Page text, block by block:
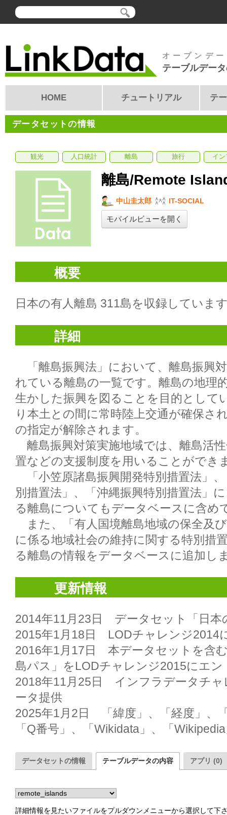
オープンデ
テーブルデー
HOME チュートリアル テ
データセットの情報
観光 人口統計 離島 旅行 イン
離島/Remote
中山圭太郎 IT-SOCIAL
モバイルビューを開く
概要
日本の有人離島 311島を収録していま
詳細
「離島振興法」において、離島振興
れている離島の一覧です。離島の地理
生かした振興を図ることを目的として
り本土との間に常時陸上交通が確保さ
の指定が解除されます。
離島振興対策実施地域では、離島活
置などの支援制度を用いることができ
「小笠原諸島振興開発特別措置法」
別措置法」、「沖縄振興特別措置法」
る離島についてもデータベースに含め
また、「有人国境離島地域の保全及
に係る地域社会の維持に関する特別措
る離島の情報をデータベースに追加し
更新情報
2014年11月23日　データセット「日本
2015年1月18日　LODチャレンジ2014
2016年1月17日　本データセットを含
島パス」をLODチャレンジ2015にエン
2018年11月25日　インフラデータチ
ータ提供
2025年1月2日　「緯度」、「経度」、
「Q番号」、「Wikidata」、「
データセットの情報 テーブルデータの内容 アプリ (0)
詳細情報を見たいファイルをプルダウンメニューから選択して下